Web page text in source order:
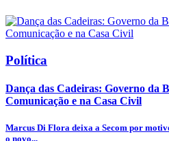
Política
Dança das Cadeiras: Governo da
Comunicação e na Casa Civil
Marcus Di Flora deixa a Secom por
o novo...